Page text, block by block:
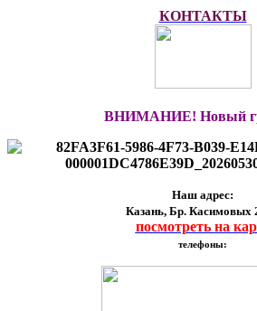
КОНТАКТЫ
ВНИМАНИЕ! Новый
Наш адрес:
Казань, Бр. Касимовых
посмотреть на
телефоны: